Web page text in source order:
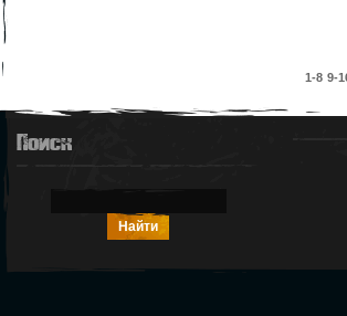
1-8 9-
Поиск